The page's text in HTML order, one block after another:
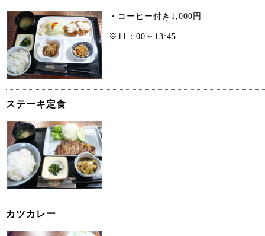
・コーヒー付き1,000円
※11：00～13:45
ステーキ定食
カツカレー